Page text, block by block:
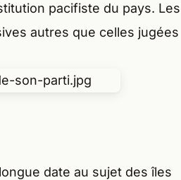
pacifiste du pays. Les
autres que celles jugées
date au sujet des îles